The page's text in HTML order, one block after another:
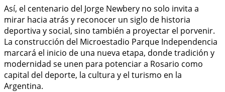
Así, el centenario del Jorge Newbery no solo invita a
mirar hacia atrás y reconocer un siglo de historia
deportiva y social, sino también a proyectar el porvenir.
La construcción del Microestadio Parque Independencia
marcará el inicio de una nueva etapa, donde tradición y
modernidad se unen para potenciar a Rosario como
capital del deporte, la cultura y el turismo en la
Argentina.